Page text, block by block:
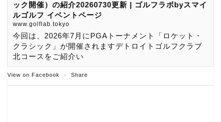
ック開催）の紹介20260730更新 | ゴルフラボbyスマイ
ルゴルフ イベントページ
www.golflab.tokyo
今回は、2026年7月にPGAトーナメント「ロケット・
クラシック」が開催されますデトロイトゴルフクラブ
北コースをご紹介い
View on Facebook · Share